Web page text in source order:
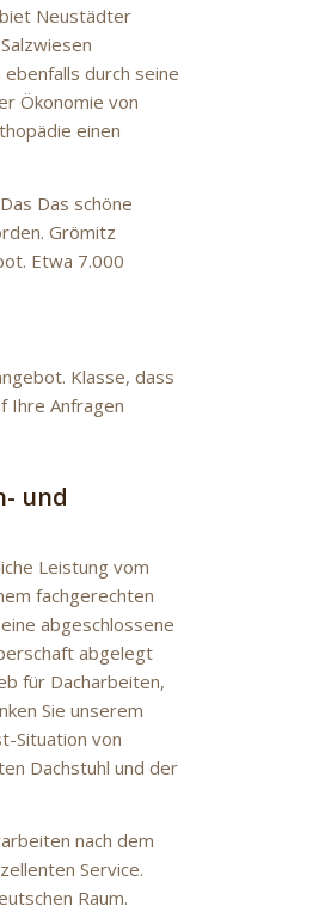
Neustädter
durch seine
Ökonomie von
einen
Das schöne
Grömitz
Etwa 7.000
Klasse, dass
Ihre Anfragen
und
Leistung vom
fachgerechten
abgeschlossene
abgelegt
für Dacharbeiten,
Sie unserem
Situation von
Dachstuhl und der
nach dem
Service.
Raum.